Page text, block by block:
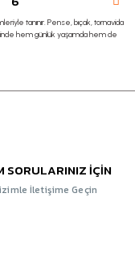
tanınır. Pense, bıçak, tornavida
hem günlük yaşamda hem de
SORULARINIZ İÇİN
İletişime Geçin